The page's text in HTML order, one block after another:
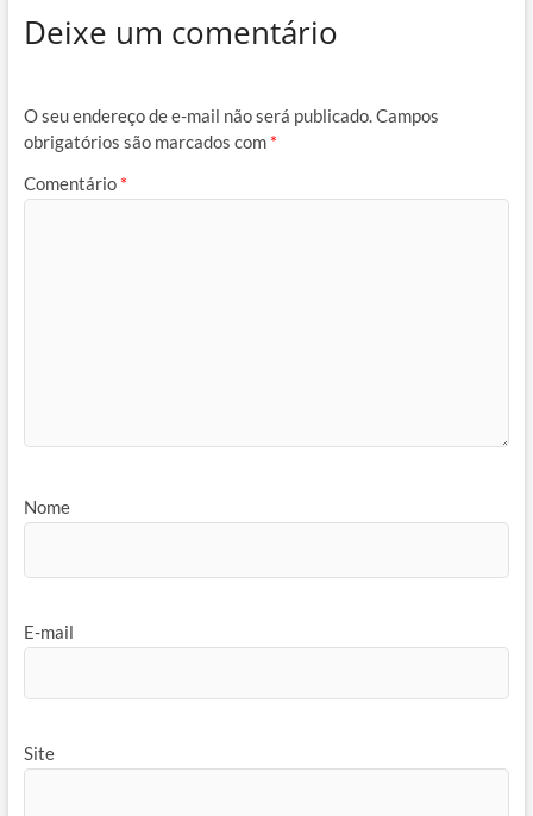
Deixe um comentário
O seu endereço de e-mail não será publicado. Campos
obrigatórios são marcados com *
Comentário *
Nome
E-mail
Site